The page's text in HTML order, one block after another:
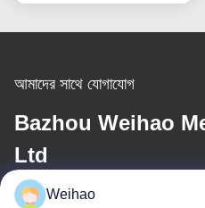
আমাদের সাথে যোগাযোগ
Bazhou Weihao
Ltd
ই-মেইল
Weihao